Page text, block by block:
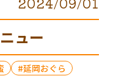
ュー
延岡おぐら